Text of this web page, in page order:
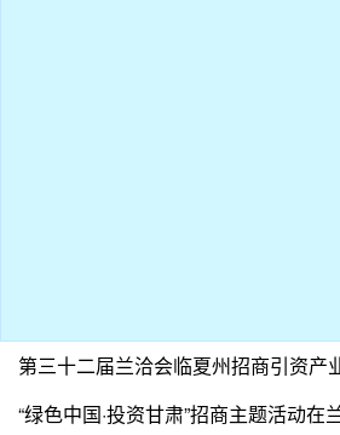
第三十二届兰洽会临夏州招商引资产
“绿色中国·投资甘肃”招商主题活动在